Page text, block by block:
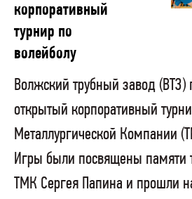
корпоративный
турнир по
волейболу
Волжский трубный завод (ВТЗ)
открытый корпоративный
Металлургической Компании
Игры были посвящены памяти
ТМК Сергея Папина и прошли